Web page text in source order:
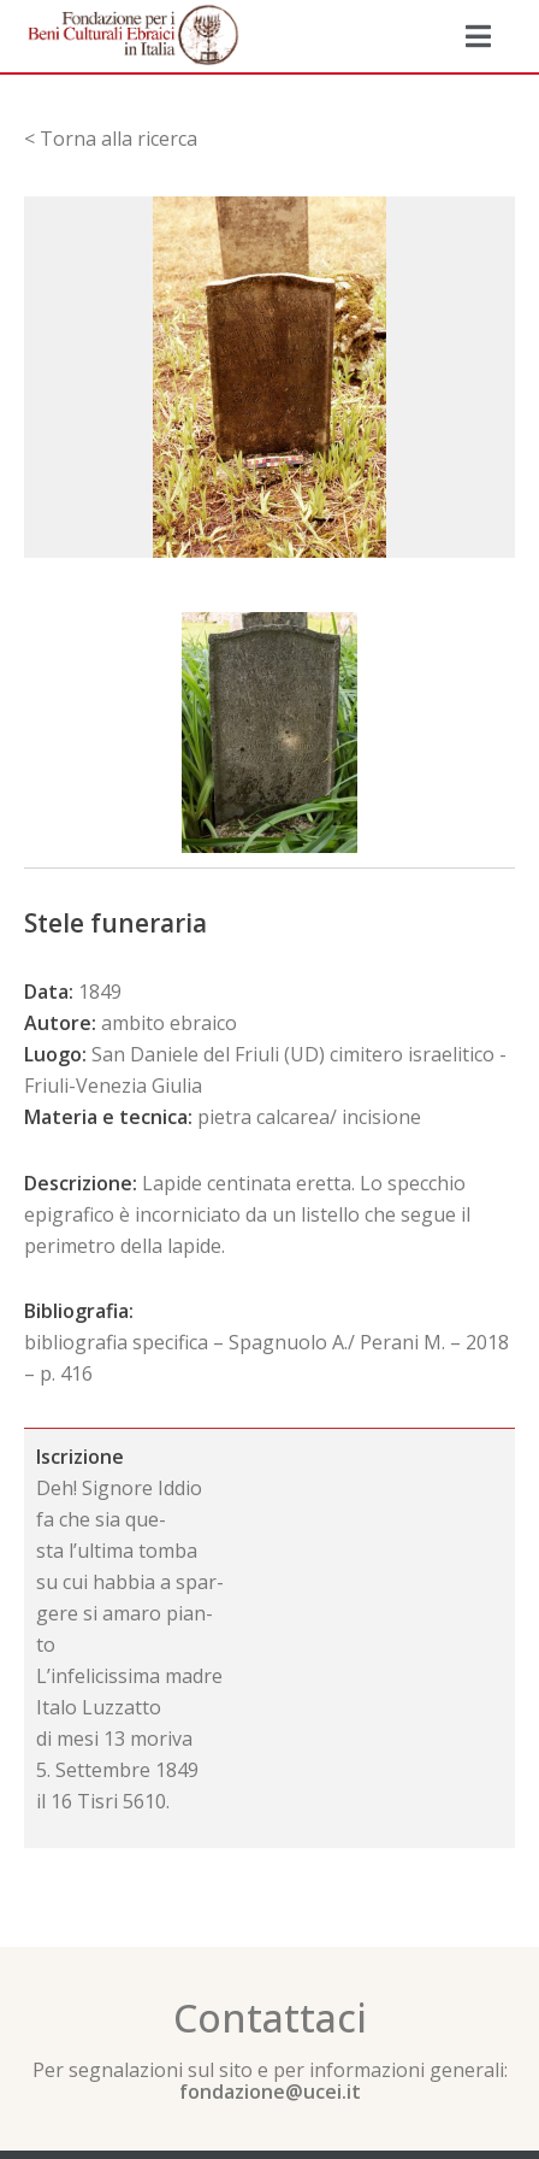
< Torna alla ricerca
Stele funeraria
Data: 1849
Autore: ambito ebraico
Luogo: San Daniele del Friuli (UD) cimitero israelitico -
Friuli-Venezia Giulia
Materia e tecnica: pietra calcarea/ incisione
Descrizione: Lapide centinata eretta. Lo specchio
epigrafico è incorniciato da un listello che segue il
perimetro della lapide.
Bibliografia:
bibliografia specifica – Spagnuolo A./ Perani M. – 2018
– p. 416
Iscrizione
Deh! Signore Iddio
fa che sia que-
sta l’ultima tomba
su cui habbia a spar-
gere si amaro pian-
to
L’infelicissima madre
Italo Luzzatto
di mesi 13 moriva
5. Settembre 1849
il 16 Tisri 5610.
Contattaci
Per segnalazioni sul sito e per informazioni generali:
fondazione@ucei.it